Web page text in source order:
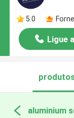
5.0
Ligue